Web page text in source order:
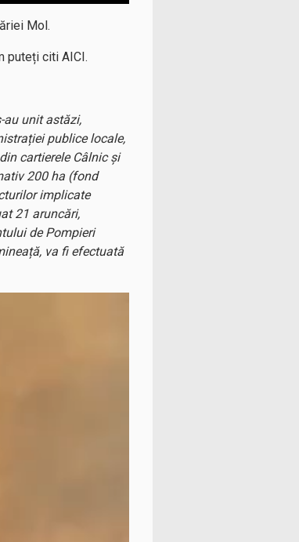
Mol.
puteți citi AICI.
au unit astăzi,
publice locale,
cartierele Câlnic și
200 ha (fond
implicate
21 aruncări,
de Pompieri
va fi efectuată